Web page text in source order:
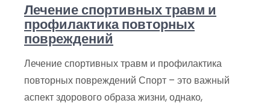
Лечение спортивных травм и
профилактика повторных
повреждений
Лечение спортивных травм и профилактика
повторных повреждений Спорт – это важный
аспект здорового образа жизни, однако,